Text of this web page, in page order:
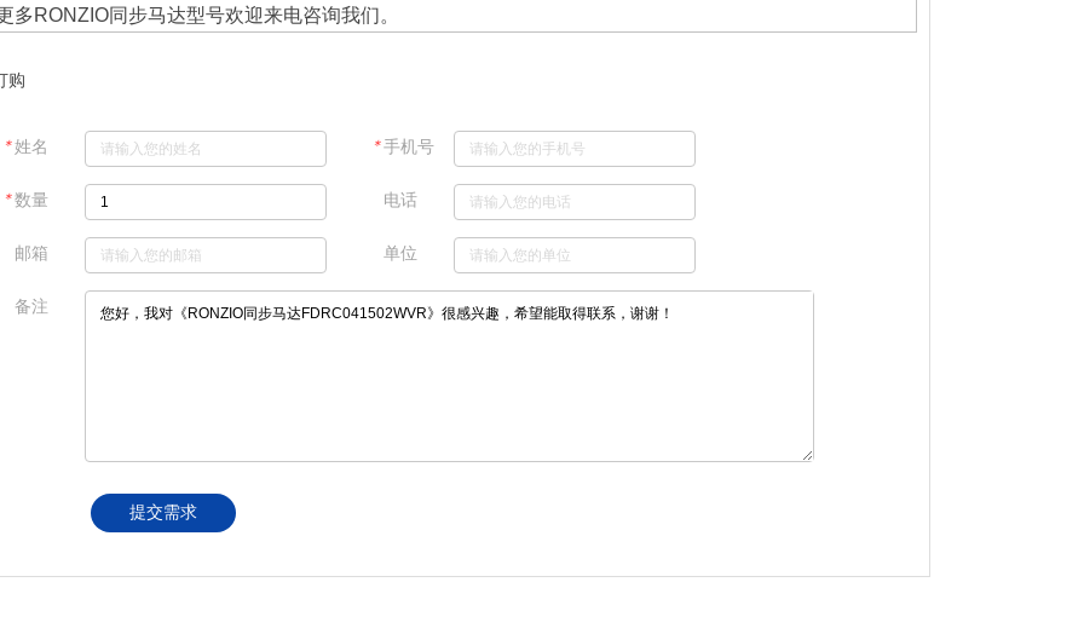
多RONZIO同步马达型号欢迎来电咨询我们。
购
＊姓名 ＊手机号
＊数量 电话
邮箱 单位
备注
提交需求